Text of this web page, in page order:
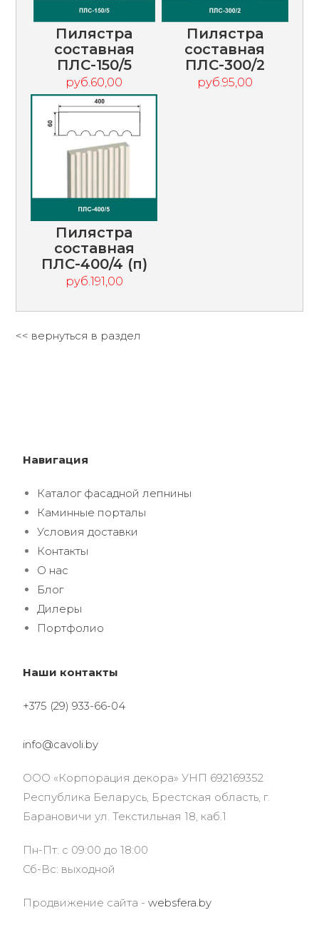
Пилястра
составная
ПЛС-150/5
руб.60,00
Пилястра
составная
ПЛС-300/2
руб.95,00
Пилястра
составная
ПЛС-400/4 (п)
руб.191,00
<< вернуться в раздел
Навигация
Каталог фасадной лепнины
Каминные порталы
Условия доставки
Контакты
О нас
Блог
Дилеры
Портфолио
Наши контакты
+375 (29) 933-66-04
info@cavoli.by
ООО «Корпорация декора» УНП 692169352
Республика Беларусь, Брестская область, г.
Барановичи ул. Текстильная 18, каб.1
Пн-Пт: с 09:00 до 18:00
Сб-Вс: выходной
Продвижение сайта -websfera.by